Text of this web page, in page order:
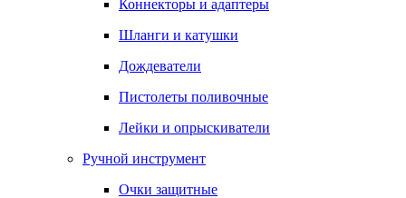
Коннекторы и адаптеры
Шланги и катушки
Дождеватели
Пистолеты поливочные
Лейки и опрыскиватели
Ручной инструмент
Очки защитные